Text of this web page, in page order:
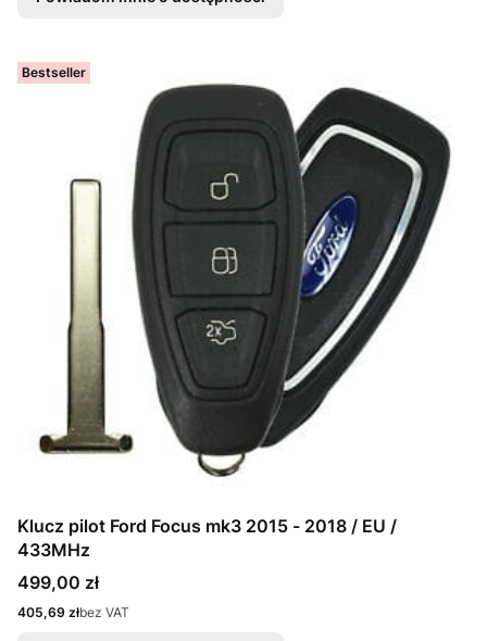
Bestseller
Klucz pilot Ford Focus mk3 2015 - 2018 / EU /
433MHz
Cena
499,00 zł
Cena
405,69 złbez VAT